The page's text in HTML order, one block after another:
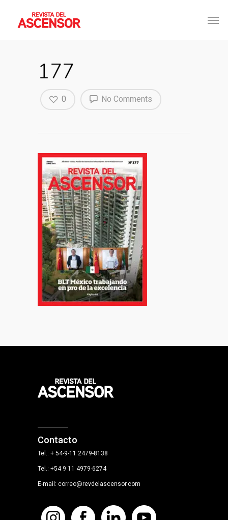
177
No Comments
0
Contacto
Tel.: + 54-9-11 2479-8138
Tel.: +54 9 11 4979-6274
E-mail: correo@revdelascensor.com